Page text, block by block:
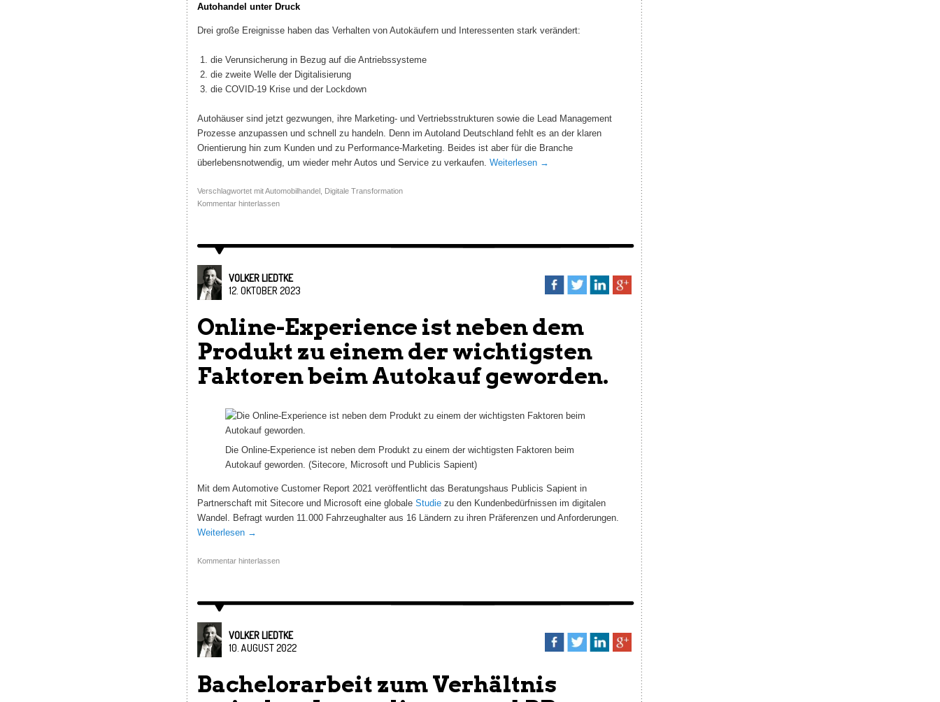
Autohandel unter Druck
Drei große Ereignisse haben das Verhalten von Autokäufern und Interessenten stark verändert:
die Verunsicherung in Bezug auf die Antriebssysteme
die zweite Welle der Digitalisierung
die COVID-19 Krise und der Lockdown
Autohäuser sind jetzt gezwungen, ihre Marketing- und Vertriebsstrukturen sowie die Lead Management
Prozesse anzupassen und schnell zu handeln. Denn im Autoland Deutschland fehlt es an der klaren
Orientierung hin zum Kunden und zu Performance-Marketing. Beides ist aber für die Branche
überlebensnotwendig, um wieder mehr Autos und Service zu verkaufen. Weiterlesen →
Verschlagwortet mit Automobilhandel , Digitale Transformation
Kommentar hinterlassen
VOLKER LIEDTKE
12. OKTOBER 2023
Online-Experience ist neben dem
Produkt zu einem der wichtigsten
Faktoren beim Autokauf geworden.
Die Online-Experience ist neben dem Produkt zu einem der wichtigsten Faktoren beim
Autokauf geworden. (Sitecore, Microsoft und Publicis Sapient)
Mit dem Automotive Customer Report 2021 veröffentlicht das Beratungshaus Publicis Sapient in
Partnerschaft mit Sitecore und Microsoft eine globale Studiezu den Kundenbedürfnissen im digitalen
Wandel. Befragt wurden 11.000 Fahrzeughalter aus 16 Ländern zu ihren Präferenzen und Anforderungen.
Weiterlesen →
Kommentar hinterlassen
VOLKER LIEDTKE
10. AUGUST 2022
Bachelorarbeit zum Verhältnis